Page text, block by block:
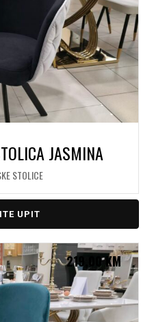
JASMINA
STOLICE
UPIT
219,00KM